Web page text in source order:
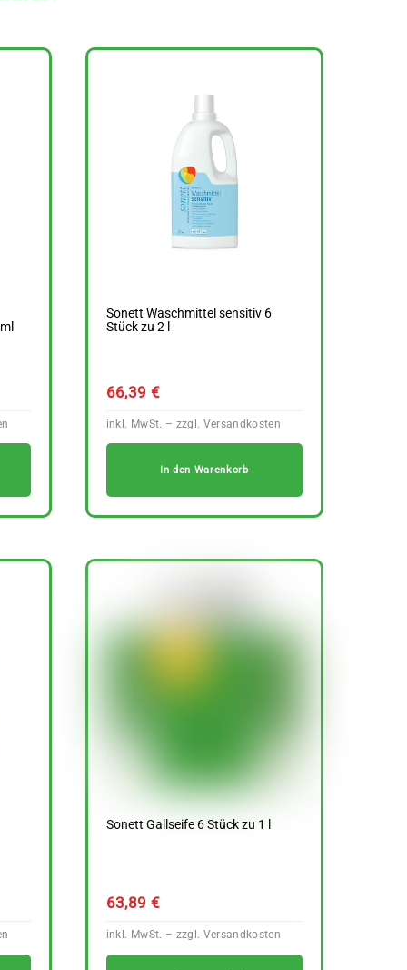
Sonett Waschmittel sensitiv 6
Stück zu 2 l
66,39 €
In den Warenkorb
Sonett Gallseife 6 Stück zu 1 l
63,89 €